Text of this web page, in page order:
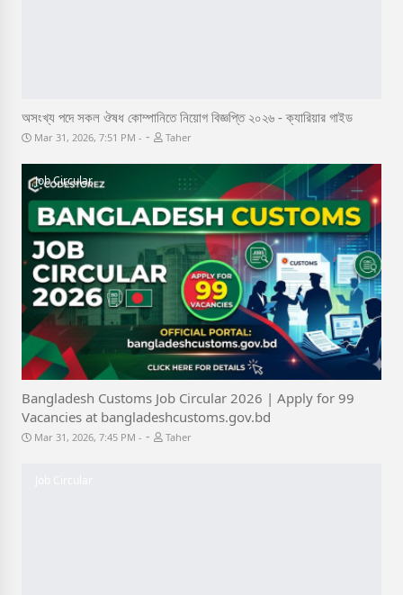
অসংখ্য পদে সকল ঔষধ কোম্পানিতে নিয়ােগ বিজ্ঞপ্তি ২০২৬ - ক্যারিয়ার গাইড
Mar 31, 2026, 7:51 PM - Taher
Job Circular
Bangladesh Customs Job Circular 2026 | Apply for 99
Vacancies at bangladeshcustoms.gov.bd
Mar 31, 2026, 7:45 PM - Taher